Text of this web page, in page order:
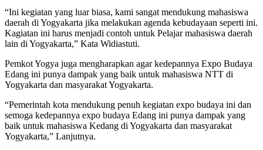
“Ini kegiatan yang luar biasa, kami sangat mendukung mahasiswa
daerah di Yogyakarta jika melakukan agenda kebudayaan seperti ini.
Kagiatan ini harus menjadi contoh untuk Pelajar mahasiswa daerah
lain di Yogyakarta,” Kata Widiastuti.
Pemkot Yogya juga mengharapkan agar kedepannya Expo Budaya
Edang ini punya dampak yang baik untuk mahasiswa NTT di
Yogyakarta dan masyarakat Yogyakarta.
“Pemerintah kota mendukung penuh kegiatan expo budaya ini dan
semoga kedepannya expo budaya Edang ini punya dampak yang
baik untuk mahasiswa Kedang di Yogyakarta dan masyarakat
Yogyakarta,” Lanjutnya.